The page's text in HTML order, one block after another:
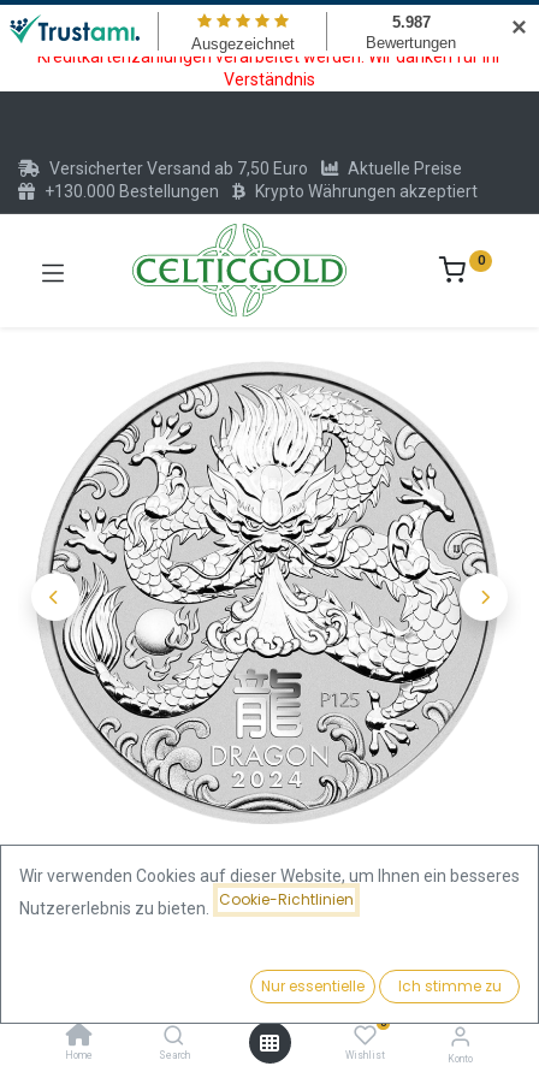
Wartungsarbeiten am Kreditkarten und Krypto Bezahlmodul. In der
Zeit vom 20.07. - 09.08.2026 können keine Krypto oder
Kreditkartenzahlungen verarbeitet werden. Wir danken für Ihr
Verständnis
Preis:
46,10 € Kaufen
Home Search
0
Wishlist Konto
Versicherter Versand ab 7,50 Euro
Aktuelle Preise
+130.000 Bestellungen
Krypto Währungen akzeptiert
0
Lunar III Drache 1/2 Unze Silbermünze 2024 |
Wir verwenden Cookies auf dieser Website, um Ihnen ein besseres
Nutzererlebnis zu bieten.
Cookie-Richtlinien
Nur essentielle Ich stimme zu
✕